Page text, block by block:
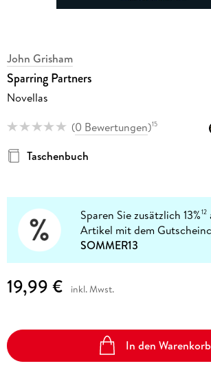
John Grisham
Sparring Partners
Novellas
(0 Bewertungen)15
Taschenbuch
Sparen Sie zusätzlich 13%12
Artikel mit dem
SOMMER13
19,99 € inkl. Mwst.
In den Warenkorb